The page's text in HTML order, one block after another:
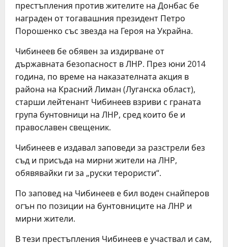
престъпления против жителите на Донбас бе
награден от тогавашния президент Петро
Порошенко със звезда на Героя на Украйна.
Чибинеев бе обявен за издирване от
държавната безопасност в ЛНР. През юни 2014
година, по време на наказателната акция в
района на Красний Лиман (Луганска област),
старши лейтенант Чибинеев взриви с граната
група бунтовници на ЛНР, сред които бе и
православен свещеник.
Чибинеев е издавал заповеди за разстрели без
съд и присъда на мирни жители на ЛНР,
обявявайки ги за „руски терористи“.
По заповед на Чибинеев е бил воден снайперов
огън по позиции на бунтовниците на ЛНР и
мирни жители.
В тези престъпления Чибинеев е участвал и сам,